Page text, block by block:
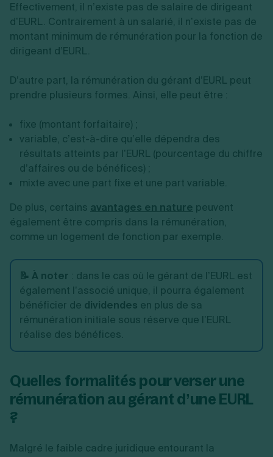
Effectivement, il n’existe pas de salaire de dirigeant
d’EURL. Contrairement à un salarié, il n’existe pas de
montant minimum de rémunération pour la fonction de
dirigeant d’EURL.
D’autre part, la rémunération du gérant d’EURL peut
prendre plusieurs formes. Ainsi, elle peut être :
fixe (montant forfaitaire) ;
variable, c’est-à-dire qu’elle dépendra des
résultats atteints par l’EURL (pourcentage du chiffre
d’affaires ou de bénéfices) ;
mixte avec une part fixe et une part variable.
De plus, certains avantages en nature peuvent
également être compris dans la rémunération,
comme un logement de fonction par exemple.
📝 À noter : dans le cas où le gérant de l’EURL est
également l’associé unique, il pourra également
bénéficier de dividendes en plus de sa
rémunération initiale sous réserve que l’EURL
réalise des bénéfices.
Quelles formalités pour verser une
rémunération au gérant d’une EURL
?
Malgré le faible cadre juridique entourant la